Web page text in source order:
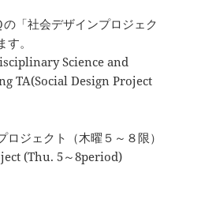
「社会デザインプロジェク
。
Science and
TA(Social Design Project
ジェクト（木曜５～８限）
(Thu. 5～8period)